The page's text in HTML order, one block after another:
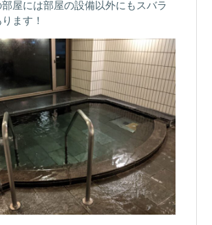
屋には部屋の設備以外にもスバラ
ます！